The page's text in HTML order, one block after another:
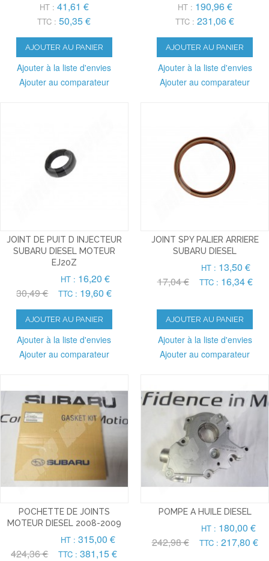
HT : 41,61 €
TTC : 50,35 €
AJOUTER AU PANIER
Ajouter à la liste d'envies
Ajouter au comparateur
HT : 190,96 €
TTC : 231,06 €
AJOUTER AU PANIER
Ajouter à la liste d'envies
Ajouter au comparateur
JOINT DE PUIT D INJECTEUR
SUBARU DIESEL MOTEUR
EJ20Z
30,49 €
HT : 16,20 €
TTC : 19,60 €
AJOUTER AU PANIER
Ajouter à la liste d'envies
Ajouter au comparateur
JOINT SPY PALIER ARRIERE
SUBARU DIESEL
17,04 €
HT : 13,50 €
TTC : 16,34 €
AJOUTER AU PANIER
Ajouter à la liste d'envies
Ajouter au comparateur
POCHETTE DE JOINTS
MOTEUR DIESEL 2008-2009
424,36 €
HT : 315,00 €
TTC : 381,15 €
POMPE A HUILE DIESEL
242,98 €
HT : 180,00 €
TTC : 217,80 €